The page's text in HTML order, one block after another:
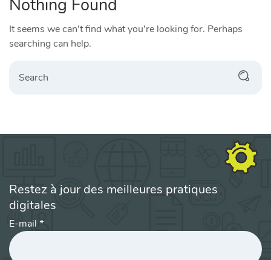
Nothing Found
It seems we can’t find what you’re looking for. Perhaps
searching can help.
Restez à jour des meilleures pratiques
digitales
E-mail *